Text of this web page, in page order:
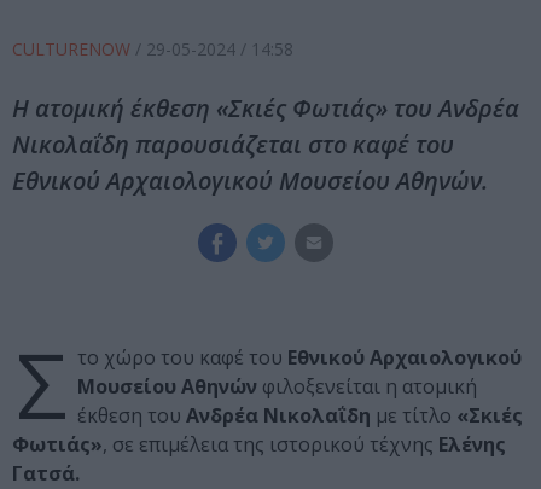
CULTURENOW / 29-05-2024 / 14:58
Η ατομική έκθεση «Σκιές Φωτιάς» του Ανδρέα
Νικολαΐδη παρουσιάζεται στο καφέ του
Εθνικού Αρχαιολογικού Μουσείου Αθηνών.
Σ το χώρο του καφέ του Εθνικού Αρχαιολογικού
Μουσείου Αθηνών φιλοξενείται η ατομική
έκθεση του Ανδρέα Νικολαΐδη με τίτλο «Σκιές
Φωτιάς», σε επιμέλεια της ιστορικού τέχνης Ελένης
Γατσά.